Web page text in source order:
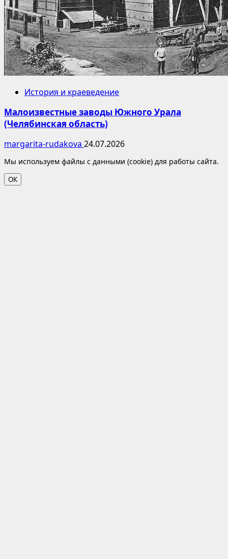
История и краеведение
Малоизвестные заводы Южного Урала
(Челябинская область)
margarita-rudakova 24.07.2026
Мы используем файлы с данными (cookie) для работы сайта.
ОК